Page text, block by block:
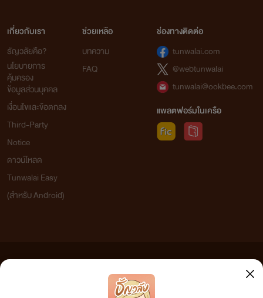
เกี่ยวกับเรา
ธัญวลัยคือ?
นโยบายการ
คุ้มครอง
ข้อมูลส่วนบุคคล
เงื่อนไขและข้อตกลง
Third-Party
Notice
ดาวน์โหลด
Tunwalai Easy
(สำหรับ Android)
ช่วยเหลือ
บทความ
FAQ
ช่องทางติดต่อ
tunwalai.com
@webtunwalai
tunwalai@ookbee.com
แพลตฟอร์มในเครือ
เว็บไซต์แห่งนี้ไม่ได้เห็นด้วยและไม่ขอรับผิดชอบต่อข้อความใดๆ ทั้งสิ้น ดังนั้นผู้อ่านทุกท่านโปรดใช้
วิจารณญาณในการกลั่นกรองด้วยตนเอง และหากท่านพบข้อความใดๆ ที่ขัดต่อกฎหมายและศีลธรรม